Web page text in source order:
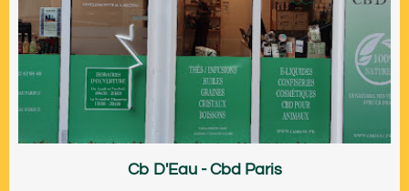
Cb D'Eau - Cbd Paris